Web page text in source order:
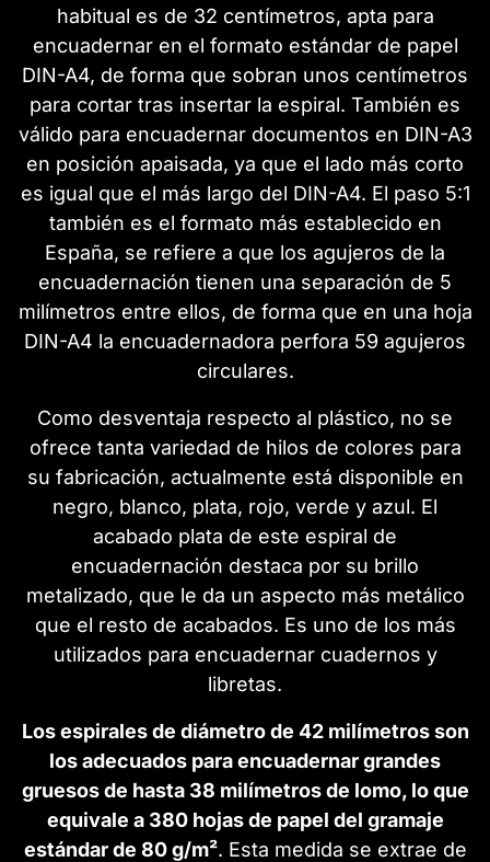
habitual es de 32 centímetros, apta para
encuadernar en el formato estándar de papel
DIN-A4, de forma que sobran unos centímetros
para cortar tras insertar la espiral. También es
válido para encuadernar documentos en DIN-A3
en posición apaisada, ya que el lado más corto
es igual que el más largo del DIN-A4. El paso 5:1
también es el formato más establecido en
España, se refiere a que los agujeros de la
encuadernación tienen una separación de 5
milímetros entre ellos, de forma que en una hoja
DIN-A4 la encuadernadora perfora 59 agujeros
circulares.
Como desventaja respecto al plástico, no se
ofrece tanta variedad de hilos de colores para
su fabricación, actualmente está disponible en
negro, blanco, plata, rojo, verde y azul. El
acabado plata de este espiral de
encuadernación destaca por su brillo
metalizado, que le da un aspecto más metálico
que el resto de acabados. Es uno de los más
utilizados para encuadernar cuadernos y
libretas.
Los espirales de diámetro de 42 milímetros son
los adecuados para encuadernar grandes
gruesos de hasta 38 milímetros de lomo, lo que
equivale a 380 hojas de papel del gramaje
estándar de 80 g/m². Esta medida se extrae de